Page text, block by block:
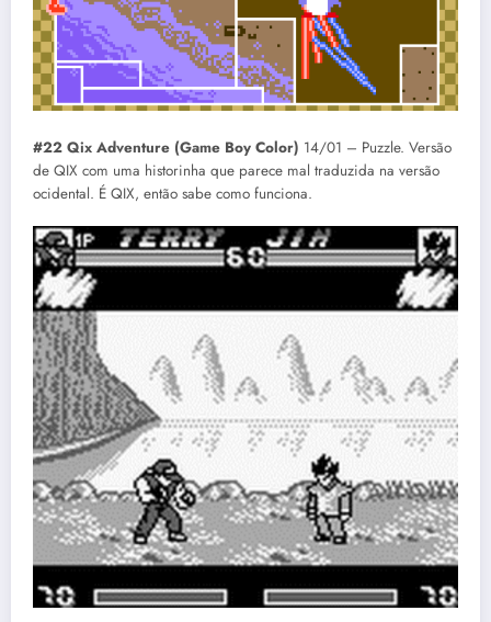
#22 Qix Adventure (Game Boy Color) 14/01 – Puzzle. Versão
de QIX com uma historinha que parece mal traduzida na versão
ocidental. É QIX, então sabe como funciona.